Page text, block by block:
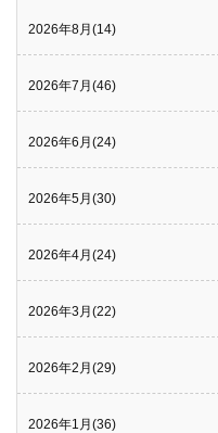
2026年8月(14)
2026年7月(46)
2026年6月(24)
2026年5月(30)
2026年4月(24)
2026年3月(22)
2026年2月(29)
2026年1月(36)